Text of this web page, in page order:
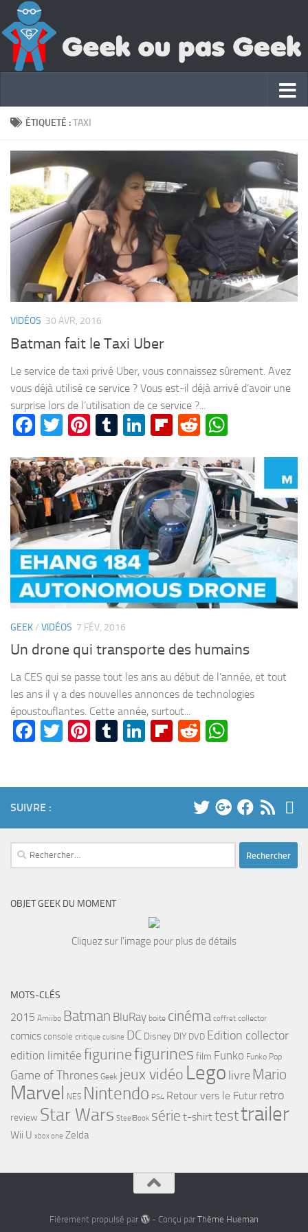
ÉTIQUETÉ :TAXI
VIDÉOS 30 AVR, 2016
Batman fait le Taxi Uber
Le service de taxi privé Uber, vous connaissez sûrement. Avez
vous déjà utilisé ce service ? Vous est-il déjà arrivé d’avoir une
surprise lors de l’utilisation de ce service ?...
Facebook
Twitter
Pinterest
Tumblr
LinkedIn
Flipboard
Reddit
GEEK/ VIDÉOS 7 FÉV, 2016
Un drone qui transporte des humains
La CES qui se passe tout les ans au début de l’année, et tout
les ans il y a des nouvelles annonces de technologies
époustouflantes. Cette année, surtout...
Facebook
Twitter
Pinterest
Tumblr
LinkedIn
Flipboard
Reddit
SUIVRE :
Rechercher :
OBJET GEEK DU MOMENT
Cliquez sur l'image pour plus de détails
MOTS-CLÉS
2015 Amiibo Batman BluRay boite cinéma coffret collector
comics console critique cuisine DC Disney DIY DVD Edition collector
edition limitée figurinefigurines film Funko Funko Pop
Game of Thrones Geek jeux vidéo Lego livre Mario
Marvel NES Nintendo PS4 Retour vers le Futur retro
review Star Wars SteelBook série t-shirttesttrailer
Wii U xbox one Zelda
Fièrement propulsé par - Conçu par Thème Hueman